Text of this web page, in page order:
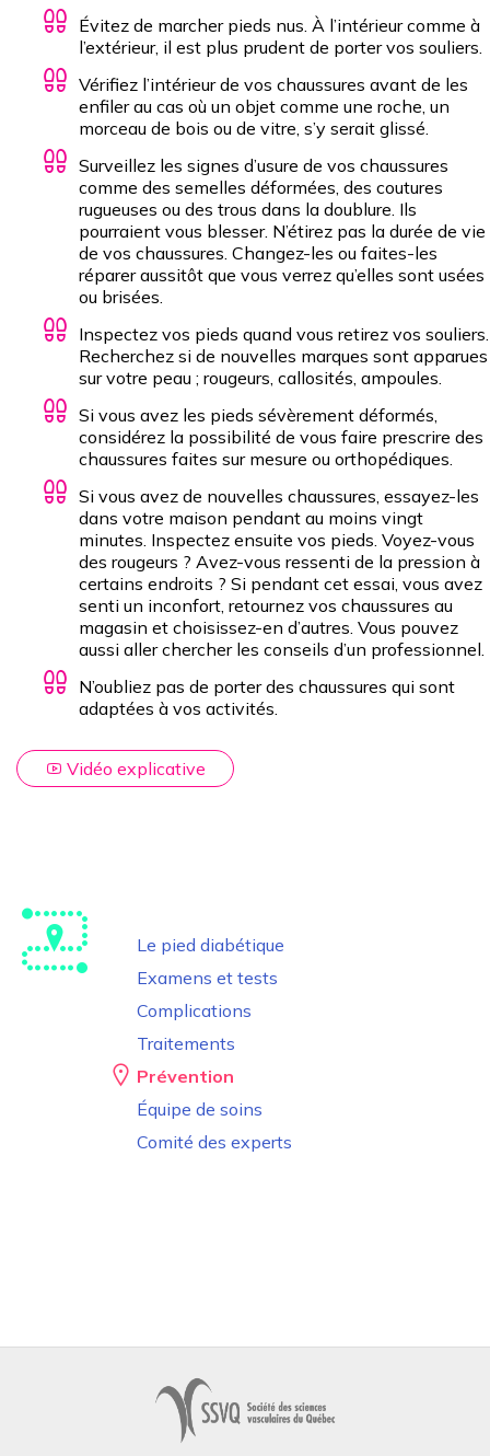
Chaussure avec une semelle de type berceau.
Présence d’un cambrion dans la chaussure.
Évitez de marcher pieds nus. À l’intérieur comme à
l’extérieur, il est plus prudent de porter vos souliers.
Vérifiez l’intérieur de vos chaussures avant de les
enfiler au cas où un objet comme une roche, un
morceau de bois ou de vitre, s’y serait glissé.
Surveillez les signes d’usure de vos chaussures
comme des semelles déformées, des coutures
rugueuses ou des trous dans la doublure. Ils
pourraient vous blesser. N’étirez pas la durée de vie
de vos chaussures. Changez-les ou faites-les
réparer aussitôt que vous verrez qu’elles sont usées
ou brisées.
Inspectez vos pieds quand vous retirez vos souliers.
Recherchez si de nouvelles marques sont apparues
sur votre peau ; rougeurs, callosités, ampoules.
Si vous avez les pieds sévèrement déformés,
considérez la possibilité de vous faire prescrire des
chaussures faites sur mesure ou orthopédiques.
Si vous avez de nouvelles chaussures, essayez-les
dans votre maison pendant au moins vingt
minutes. Inspectez ensuite vos pieds. Voyez-vous
des rougeurs ? Avez-vous ressenti de la pression à
certains endroits ? Si pendant cet essai, vous avez
senti un inconfort, retournez vos chaussures au
magasin et choisissez-en d’autres. Vous pouvez
aussi aller chercher les conseils d’un professionnel.
N’oubliez pas de porter des chaussures qui sont
adaptées à vos activités.
Vidéo explicative
Le pied diabétique
Examens et tests
Complications
Traitements
Prévention
Équipe de soins
Comité des experts